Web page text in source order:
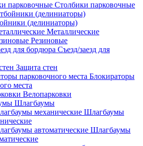
Столбики парковочные
(делиниаторы)
Металлические
Резиновые
Съезд/заезд для
Защита стен
Блокираторы
места
Велопарковки
Шлагбаумы
Шлагбаумы
Шлагбаумы